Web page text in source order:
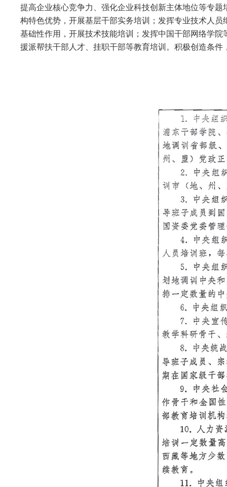
提高企业核心竞争力、强化企业科技创新主体地位等专
构特色优势，开展基层干部实务培训；发挥专业技术人
基础性作用，开展技术技能培训；发挥中国干部网络学
援派帮扶干部人才、挂职干部等教育培训。积极创造条